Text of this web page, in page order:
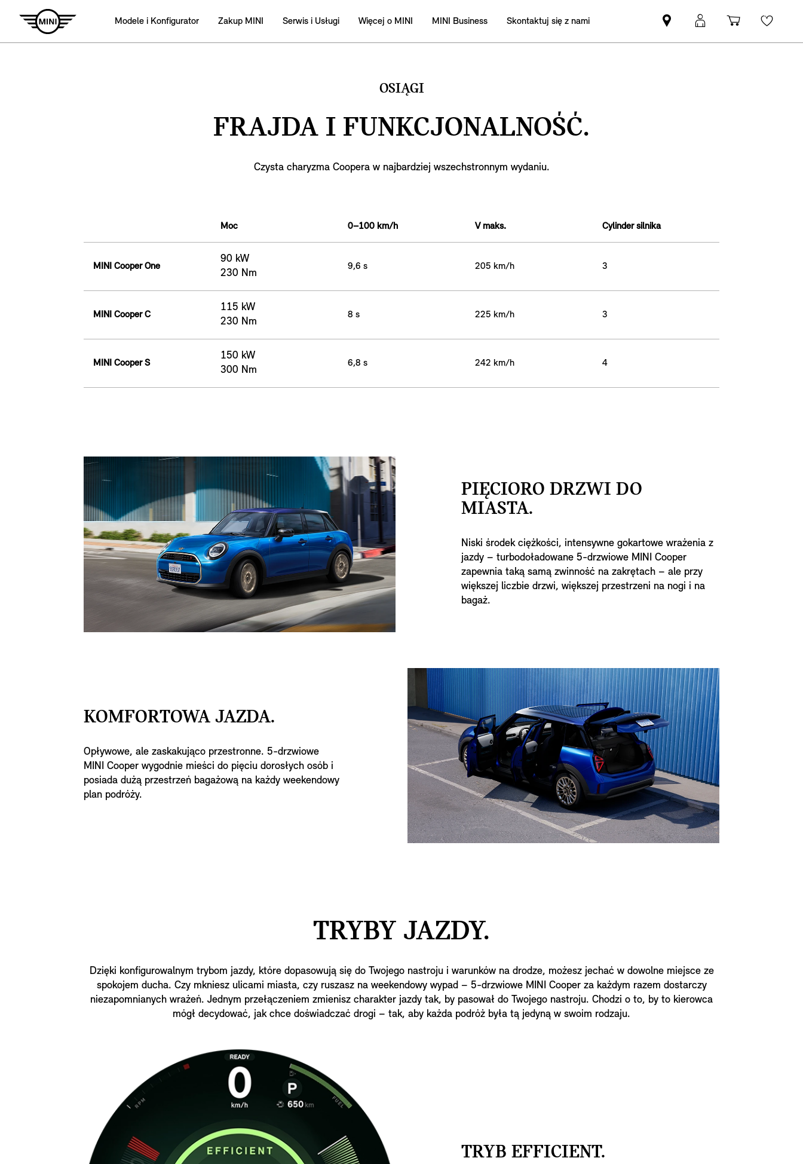
Modele i Konfigurator Zakup MINI Serwis i Usługi Więcej o MINI MINI Business Skontaktuj się z nami
Znajdź
Partnera
Logowanie
MyMini
Koszyk
OSIĄGI
FRAJDA I FUNKCJONALNOŚĆ.
Czysta charyzma Coopera w najbardziej wszechstronnym wydaniu.
Moc 0–100 km/h V maks. Cylinder silnika
MINI Cooper One
90 kW
230 Nm
9,6 s 205 km/h 3
MINI Cooper C
115 kW
230 Nm
8 s 225 km/h 3
MINI Cooper S
150 kW
300 Nm
6,8 s 242 km/h 4
PIĘCIORO DRZWI DO
MIASTA.
Niski środek ciężkości, intensywne gokartowe wrażenia z
jazdy – turbodoładowane 5-drzwiowe MINI Cooper
zapewnia taką samą zwinność na zakrętach – ale przy
większej liczbie drzwi, większej przestrzeni na nogi i na
bagaż.
KOMFORTOWA JAZDA.
Opływowe, ale zaskakująco przestronne. 5-drzwiowe
MINI Cooper wygodnie mieści do pięciu dorosłych osób i
posiada dużą przestrzeń bagażową na każdy weekendowy
plan podróży.
TRYBY JAZDY.
Dzięki konfigurowalnym trybom jazdy, które dopasowują się do Twojego nastroju i warunków na drodze, możesz jechać w dowolne miejsce ze
spokojem ducha. Czy mkniesz ulicami miasta, czy ruszasz na weekendowy wypad – 5-drzwiowe MINI Cooper za każdym razem dostarczy
niezapomnianych wrażeń. Jednym przełączeniem zmienisz charakter jazdy tak, by pasował do Twojego nastroju. Chodzi o to, by to kierowca
mógł decydować, jak chce doświadczać drogi – tak, aby każda podróż była tą jedyną w swoim rodzaju.
TRYB EFFICIENT.